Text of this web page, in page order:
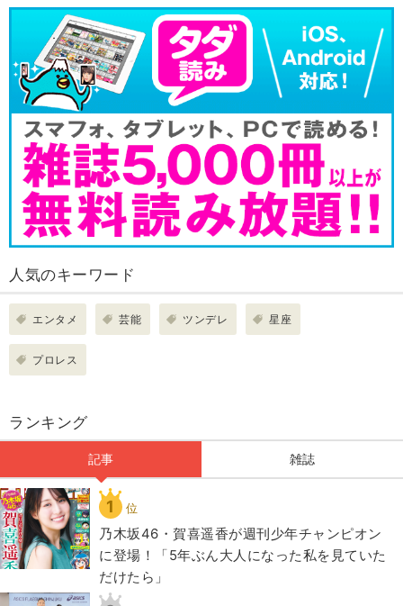
人気のキーワード
エンタメ 芸能 ツンデレ 星座
プロレス
ランキング
記事 雑誌
1 位
乃木坂46・賀喜遥香が週刊少年チャンピオン
に登場！「5年ぶん大人になった私を見ていた
だけたら」